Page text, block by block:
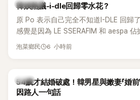
熱議討論
韓娛熱議-i-dle回歸零水花？
原 Po 表示自己完全不知道I-DLE 回歸
感覺是因為 LE SSERAFIM 和 aespa 佔
泡菜鄉民 6 小時前
韓星
54歲才結婚破處！韓男星與嫩妻「婚
因路人一句話